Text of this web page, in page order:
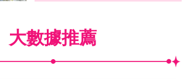
大數據推薦